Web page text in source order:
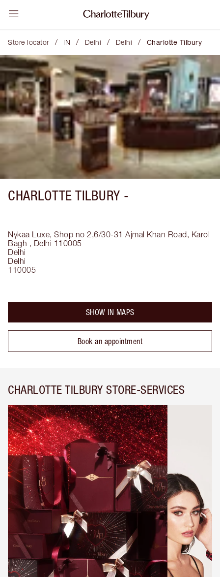
Store locator / IN / Delhi / Delhi / Charlotte Tilbury
CHARLOTTE TILBURY -
Nykaa Luxe, Shop no 2,6/30-31 Ajmal Khan Road, Karol
Bagh , Delhi 110005
Delhi
Delhi
110005
SHOW IN MAPS
Book an appointment
CHARLOTTE TILBURY STORE-SERVICES